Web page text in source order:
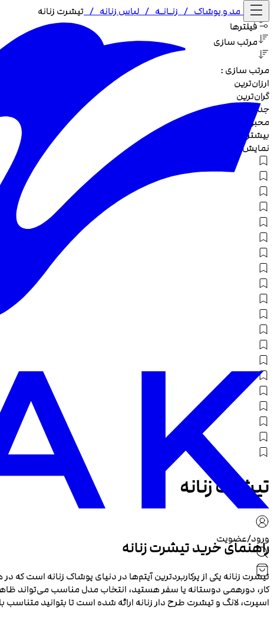
ورود/عضویت
خانه / مد و پوشاک / زنـا‌نـه / لباس زنانه / تیشرت زنانه
فیلترها
مرتب سازی
مرتب سازی :
ارزان‌ترین
گران‌ترین
جدیدترین
محبوب‌ترین
بیشترین تخفیف
نمایش
تیشرت زنانه
راهنمای خرید تیشرت زنانه
تیشرت زنانه یکی از پرکاربردترین آیتم‌ها در دنیای پوشاک زنانه است
کار، دورهمی دوستانه یا سفر هستید، انتخاب مدل مناسب می‌تواند
اسپرت، لانگ و تیشرت طرح دار زنانه ارائه شده است تا بتوانید متناسب